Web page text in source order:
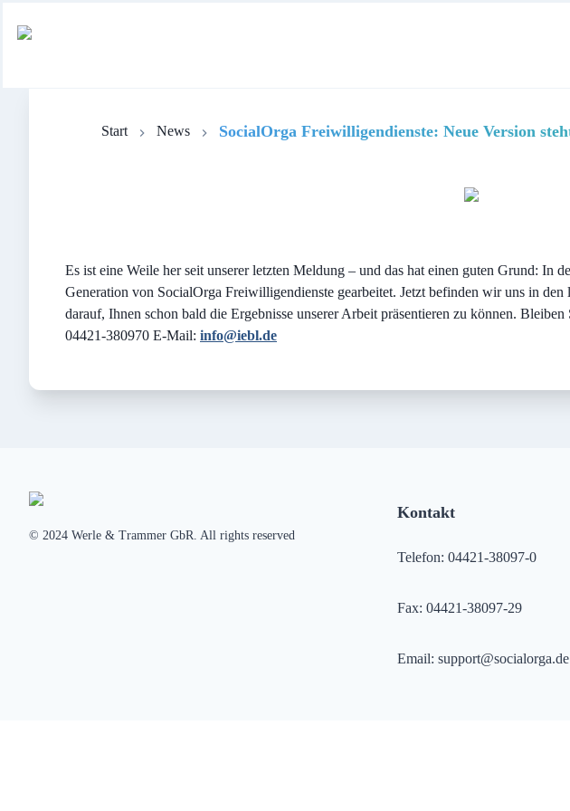
Start News SocialOrga Freiwilligendienste: Neue Version
Es ist eine Weile her seit unserer letzten Meldung – und das hat einen guten Grund: In
Generation von SocialOrga Freiwilligendienste gearbeitet. Jetzt befinden wir uns in
darauf, Ihnen schon bald die Ergebnisse unserer Arbeit präsentieren zu können.
04421-380970 E-Mail: info@iebl.de
© 2024 Werle & Trammer GbR. All rights reserved
Kontakt
Telefon: 04421-38097-0
Fax: 04421-38097-29
Email: support@socialorga.de